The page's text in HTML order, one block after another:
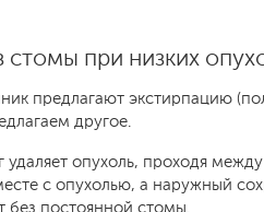
при низких
предлагают экстирпацию
другое.
опухоль, проходя
с опухолью, а наружный
без постоянной стомы.